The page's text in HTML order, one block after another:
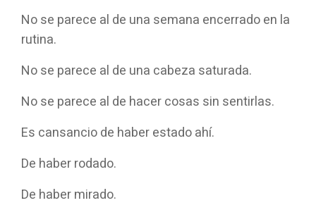
No se parece al de una semana encerrado en la
rutina.
No se parece al de una cabeza saturada.
No se parece al de hacer cosas sin sentirlas.
Es cansancio de haber estado ahí.
De haber rodado.
De haber mirado.